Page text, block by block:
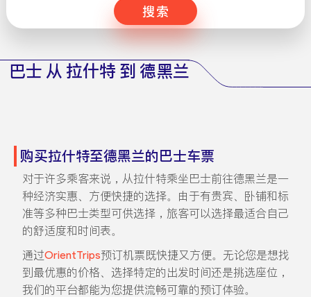
搜索
巴士 从 拉什特 到 德黑兰
购买拉什特至德黑兰的巴士车票
对于许多乘客来说，从拉什特乘坐巴士前往德黑兰是一
种经济实惠、方便快捷的选择。由于有贵宾、卧铺和标
准等多种巴士类型可供选择，旅客可以选择最适合自己
的舒适度和时间表。
通过OrientTrips预订机票既快捷又方便。无论您是想找
到最优惠的价格、选择特定的出发时间还是挑选座位，
我们的平台都能为您提供流畅可靠的预订体验。